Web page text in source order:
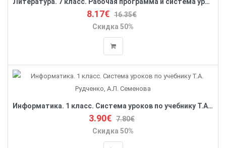
8.17€ 16.35€
Скидка 50%
Информатика. 1 класс. Система уроков по учебнику Т.А. Рудченко, А.Л. Семенова
3.90€ 7.80€
Скидка 50%